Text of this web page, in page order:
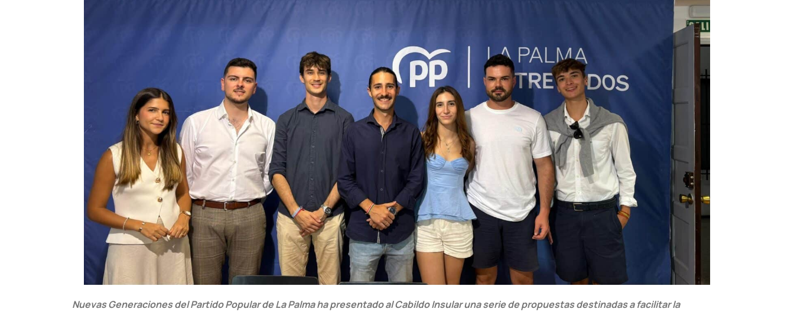
Nuevas Generaciones del Partido Popular de La Palma ha presentado al Cabildo Insular una serie de propuestas destinadas a facilitar la